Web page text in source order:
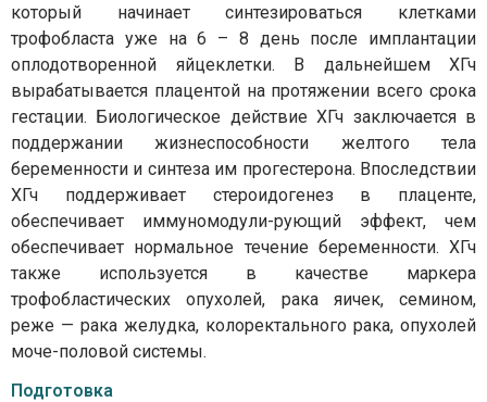
который начинает синтезироваться клетками
трофобласта уже на 6 – 8 день после имплантации
оплодотворенной яйцеклетки. В дальнейшем ХГч
вырабатывается плацентой на протяжении всего срока
гестации. Биологическое действие ХГч заключается в
поддержании жизнеспособности желтого тела
беременности и синтеза им прогестерона. Впоследствии
ХГч поддерживает стероидогенез в плаценте,
обеспечивает иммуномодули-рующий эффект, чем
обеспечивает нормальное течение беременности. ХГч
также используется в качестве маркера
трофобластических опухолей, рака яичек, семином,
реже — рака желудка, колоректального рака, опухолей
моче-половой системы.
Подготовка